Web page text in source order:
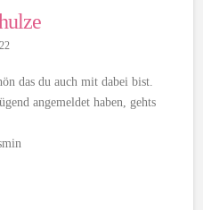
das du auch mit dabei bist.
angemeldet haben, gehts